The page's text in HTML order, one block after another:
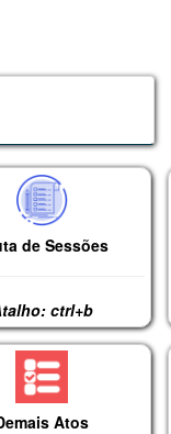
de Sessões
ctrl+b
Atos